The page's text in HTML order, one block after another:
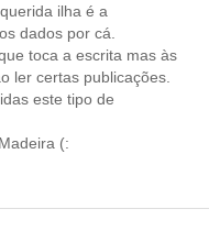
ilha é a
dados por cá.
toca a escrita mas às
ler certas publicações.
este tipo de
(: